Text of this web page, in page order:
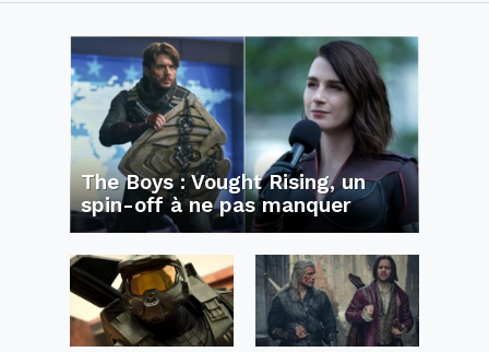
The Boys : Vought Rising, un
spin-off à ne pas manquer